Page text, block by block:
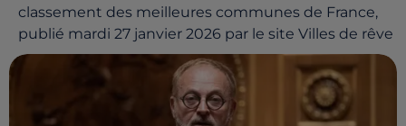
classement des meilleures communes de France,
publié mardi 27 janvier 2026 par le site Villes de rêve.